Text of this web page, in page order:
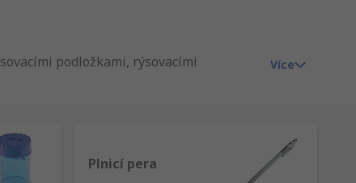
podložkami, rýsovacími
Více
Plnicí pera